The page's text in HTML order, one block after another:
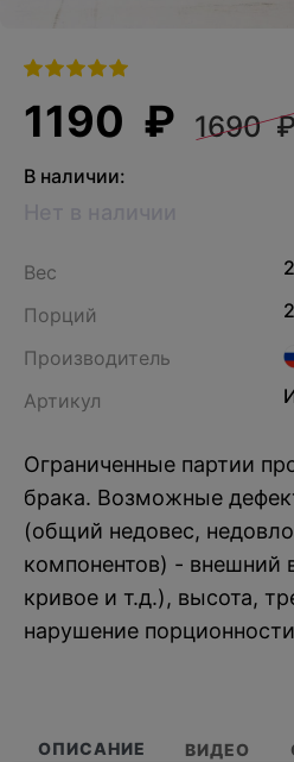
1190 ₽ 1690 ₽
В наличии:
Вес
Порций
Производитель
Артикул
Ограниченные партии
брака. Возможные
(общий недовес,
компонентов) - внешний
кривое и т.д.), высота,
нарушение
ОПИСАНИЕ ВИДЕО